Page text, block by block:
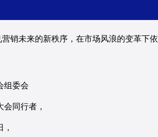
销未来的新秩序，在市场风浪的变革下
组委会
同行者，
，